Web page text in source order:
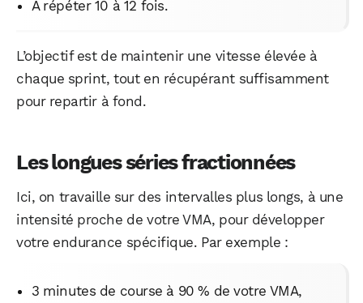
À répéter 10 à 12 fois.
L’objectif est de maintenir une vitesse élevée à
chaque sprint, tout en récupérant suffisamment
pour repartir à fond.
Les longues séries fractionnées
Ici, on travaille sur des intervalles plus longs, à une
intensité proche de votre VMA, pour développer
votre endurance spécifique. Par exemple :
3 minutes de course à 90 % de votre VMA,